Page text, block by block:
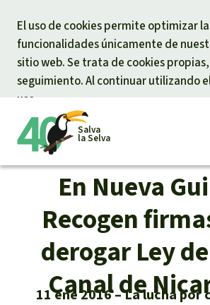
El uso de cookies permite optimizar
funcionalidades únicamente de
sitio web. Se trata de cookies
seguimiento. Al continuar utilizando
uso.
Salva
la Selva
Peticiones
Proyectos
Informaciones
Tu donación ayuda
Donación general
Urgen donaciones
En Nueva
Recogen
derogar Ley
Canal de
11 ene 2016
La lucha por